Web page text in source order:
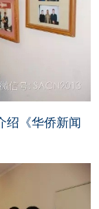
绍《华侨新闻